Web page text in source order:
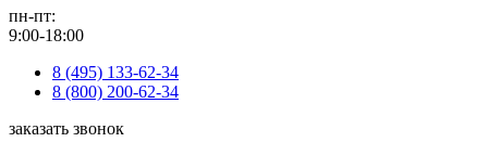
пн-пт:
9:00-18:00
8 (495) 133-62-34
8 (800) 200-62-34
заказать звонок